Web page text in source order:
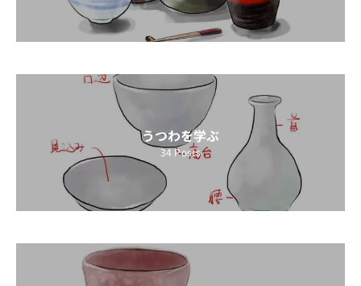
うつわを学ぶ
34Posts